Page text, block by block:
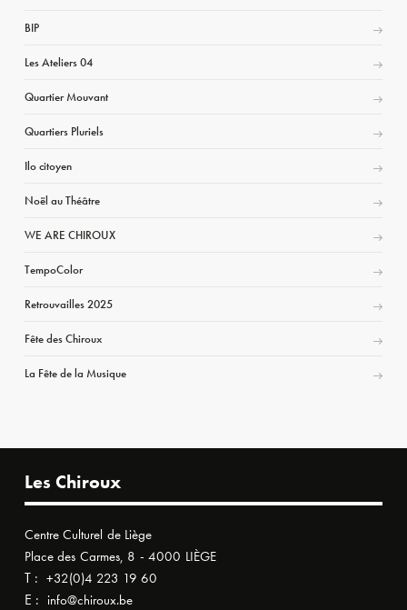
BIP
Les Ateliers 04
Quartier Mouvant
Quartiers Pluriels
Ilo citoyen
Noël au Théâtre
WE ARE CHIROUX
TempoColor
Retrouvailles 2025
Fête des Chiroux
La Fête de la Musique
Les Chiroux
Centre Culturel de Liège
Place des Carmes, 8 - 4000 LIÈGE
T : +32(0)4 223 19 60
E : info@chiroux.be